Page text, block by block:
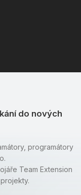
do nových
programátory
Team Extension